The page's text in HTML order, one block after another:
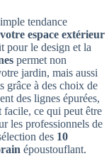
tendance
espace extérieur
pour le design et la
permet non
jardin, mais aussi
grâce à des choix de
des lignes épurées,
facile, ce qui peut être
les professionnels de
des 10
époustouflant.